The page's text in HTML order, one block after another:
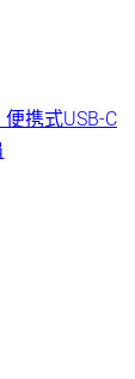
携式USB-C